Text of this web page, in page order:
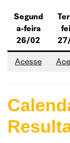
Segund
a-feira
26/02
Acesse